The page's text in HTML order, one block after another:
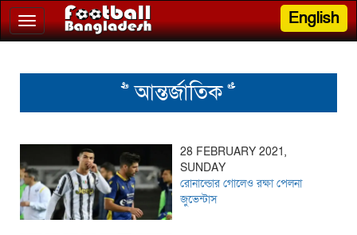
Toggle
navigation
English
>> আন্তর্জাতিক <<
28 FEBRUARY 2021,
SUNDAY
রোনাল্ডোর গোলেও রক্ষা পেলনা
জুভেন্টাস